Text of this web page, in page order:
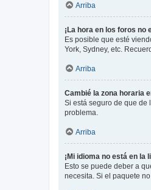
Arriba
¡La hora en los foros no
Es posible que esté
York, Sydney, etc.
Arriba
Cambié la zona horaria
Si está seguro de que de
problema.
Arriba
¡Mi idioma no está en la
Esto se puede deber a
necesita. Si el paquete